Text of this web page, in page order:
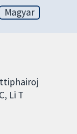
Magyar
Li T